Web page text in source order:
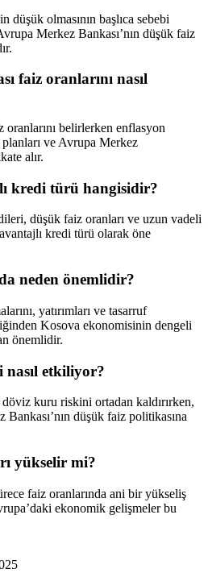
düşük olmasının başlıca sebebi
Merkez Bankası’nın düşük faiz
faiz oranlarını nasıl
belirlerken enflasyon
ve Avrupa Merkez
alır.
kredi türü hangisidir?
düşük faiz oranları ve uzun vadeli
kredi türü olarak öne
neden önemlidir?
yatırımları ve tasarruf
Kosova ekonomisinin dengeli
önemlidir.
nasıl etkiliyor?
kuru riskini ortadan kaldırırken,
düşük faiz politikasına
yükselir mi?
faiz oranlarında ani bir yükseliş
ekonomik gelişmeler bu